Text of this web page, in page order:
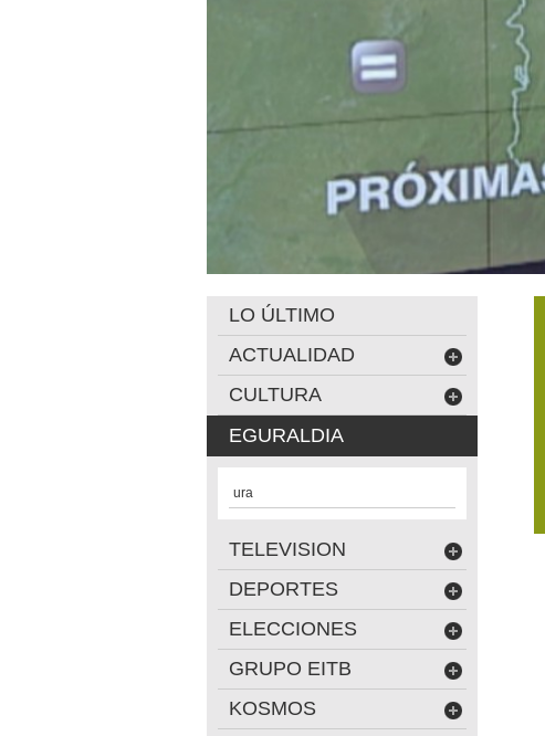
LO ÚLTIMO
ACTUALIDAD
CULTURA
EGURALDIA
ura
TELEVISION
DEPORTES
ELECCIONES
GRUPO EITB
KOSMOS